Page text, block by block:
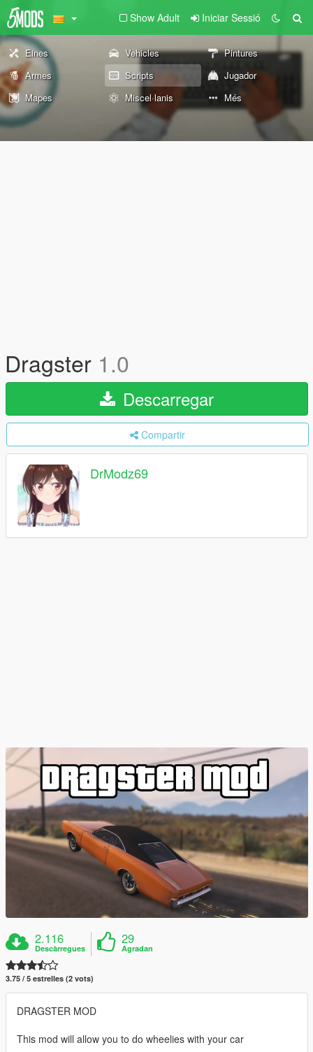
Show Adult Iniciar Sessió
Eines Vehicles
Pintures
Armes
Scripts
Jugador
Mapes
Miscel·lanis Més
Dragster 1.0
Descarregar
Compartir
DrModz69
2.116
Descàrregues
29
Agradan
3.75 / 5 estrelles (2 vots)
DRAGSTER MOD
This mod will allow you to do wheelies with your car